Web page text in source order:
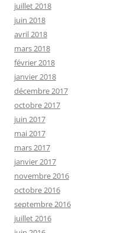
juillet 2018
juin 2018
avril 2018
mars 2018
février 2018
janvier 2018
décembre 2017
octobre 2017
juin 2017
mai 2017
mars 2017
janvier 2017
novembre 2016
octobre 2016
septembre 2016
juillet 2016